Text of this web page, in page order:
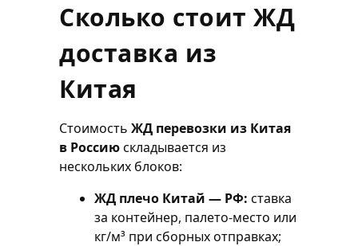
Сколько стоит ЖД
доставка из
Китая
Стоимость ЖД перевозки из Китая
в Россиюскладывается из
нескольких блоков:
ЖД плечо Китай — РФ: ставка
за контейнер, палето-место или
кг/м³ при сборных отправках;